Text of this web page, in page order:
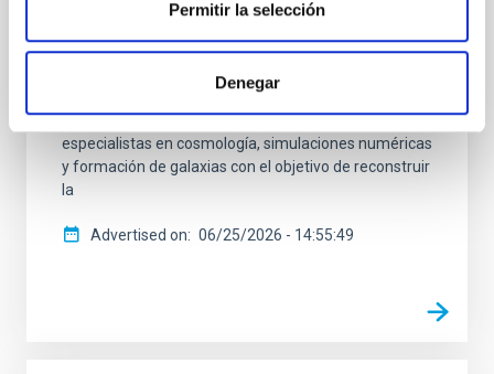
Permitir la selección
Denegar
las estructuras del Universo cercano. La sede del
Laguna (Tenerife), acoge entre los días 22 y 26 de
junio la reunión científica anual del proyecto
internacional CLUES ( Constrained Local UniversE
Simulations ), una colaboración que reúne a
especialistas en cosmología, simulaciones numéricas
y formación de galaxias con el objetivo de reconstruir
la
Advertised on 06/25/2026 - 14:55:49